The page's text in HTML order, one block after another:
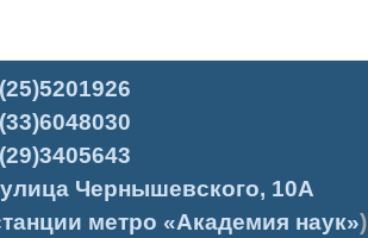
улица Чернышевского, 10А
метро «Академия наук»)